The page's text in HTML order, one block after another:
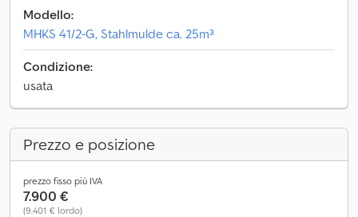
Modello:
MHKS 41/2-G, Stahlmulde ca. 25m³
Condizione:
usata
Prezzo e posizione
prezzo fisso più IVA
7.900 €
(9.401 € lordo)